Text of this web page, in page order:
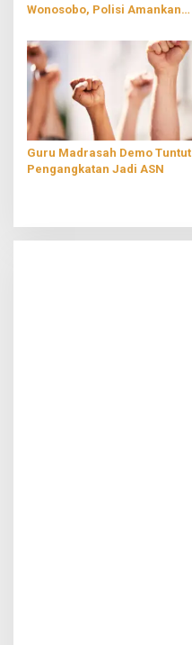
Wonosobo, Polisi Amankan
Guru Madrasah Demo Tuntut
Pengangkatan Jadi ASN